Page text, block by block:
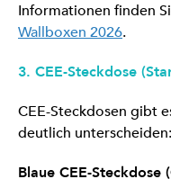
Informationen finden
Wallboxen 2026.
3. CEE-Steckdose
CEE-Steckdosen gibt
deutlich unterscheiden:
Blaue CEE-Steckdose